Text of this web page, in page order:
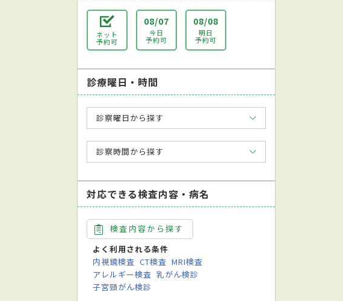
ネット
予約可
08/07
今日
予約可
08/08
明日
予約可
診療曜日・時間
診察曜日から探す
診察時間から探す
対応できる検査内容・病名
検査内容から探す
よく利用される条件
内視鏡検査 CT検査 MRI検査
アレルギー検査 乳がん検診
子宮頸がん検診